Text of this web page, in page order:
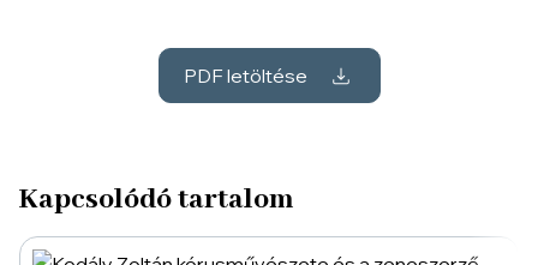
PDF letöltése
Kapcsolódó tartalom